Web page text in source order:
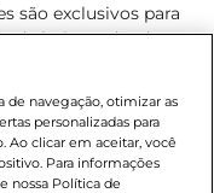
são exclusivos para
de hoje, podendo
Proibida a venda
da Criança e do
para o
sem aviso
de navegação, otimizar as
personalizadas para
Ao clicar em aceitar, você
Para informações
nossa Política de